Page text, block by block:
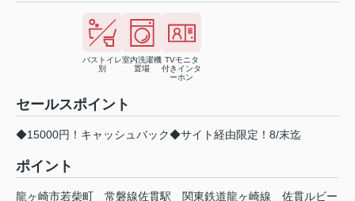
バストイレ
別
室内洗濯機
置場
TVモニタ
付きインタ
ーホン
セールスポイント
◆15000円！キャッシュバック◆サイト経由限定！8/末迄
ポイント
龍ヶ崎市若柴町 常磐線佐貫駅 関東鉄道龍ヶ崎線
佐貫ルビー